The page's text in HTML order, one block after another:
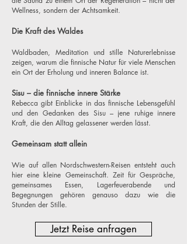
Wellness, sondern der Achtsamkeit.
Die Kraft des Waldes
Waldbaden, Meditation und stille Naturerlebnisse
zeigen, warum die finnische Natur für viele Menschen
ein Ort der Erholung und inneren Balance ist.
Sisu – die finnische innere Stärke
Rebecca gibt Einblicke in das finnische Lebensgefühl
und den Gedanken des Sisu – jene ruhige innere
Kraft, die den Alltag gelassener werden lässt.
Gemeinsam statt allein
Wie auf allen Nordschwestern-Reisen entsteht auch
hier eine kleine Gemeinschaft. Zeit für Gespräche,
gemeinsames Essen, Lagerfeuerabende und
Begegnungen gehören genauso dazu wie die
Stunden der Stille.
Jetzt Reise anfragen